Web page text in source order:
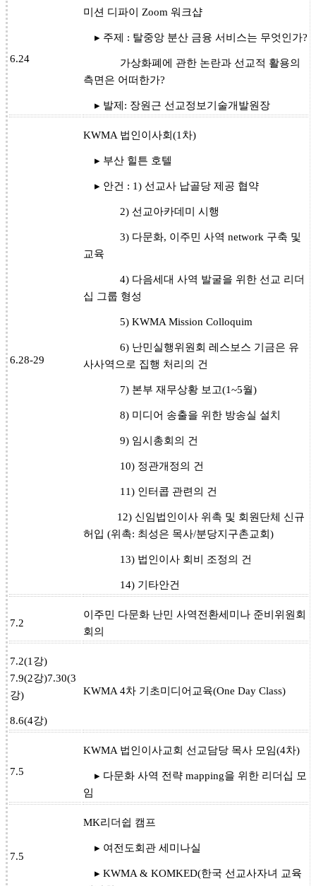
6.24
미션 디파이 Zoom 워크샵
▸ 주제 : 탈중앙 분산 금융 서비스는 무엇인가?
가상화폐에 관한 논란과 선교적 활용의
측면은 어떠한가?
▸ 발제: 장원근 선교정보기술개발원장
6.28-29
KWMA 법인이사회(1차)
▸ 부산 힐튼 호텔
▸ 안건 : 1) 선교사 납골당 제공 협약
2) 선교아카데미 시행
3) 다문화, 이주민 사역 network 구축 및
교육
4) 다음세대 사역 발굴을 위한 선교 리더
십 그룹 형성
5) KWMA Mission Colloquim
6) 난민실행위원회 레스보스 기금은 유
사사역으로 집행 처리의 건
7) 본부 재무상황 보고(1~5월)
8) 미디어 송출을 위한 방송실 설치
9) 임시총회의 건
10) 정관개정의 건
11) 인터콥 관련의 건
12) 신임법인이사 위촉 및 회원단체 신규
허입 (위촉: 최성은 목사/분당지구촌교회)
13) 법인이사 회비 조정의 건
14) 기타안건
7.2
이주민 다문화 난민 사역전환세미나 준비위원회
회의
7.2(1강)
7.9(2강)7.30(3
강)
8.6(4강)
KWMA 4차 기초미디어교육(One Day Class)
7.5
KWMA 법인이사교회 선교담당 목사 모임(4차)
▸ 다문화 사역 전략 mapping을 위한 리더십 모
임
7.5
MK리더쉽 캠프
▸ 여전도회관 세미나실
▸ KWMA & KOMKED(한국 선교사자녀 교육